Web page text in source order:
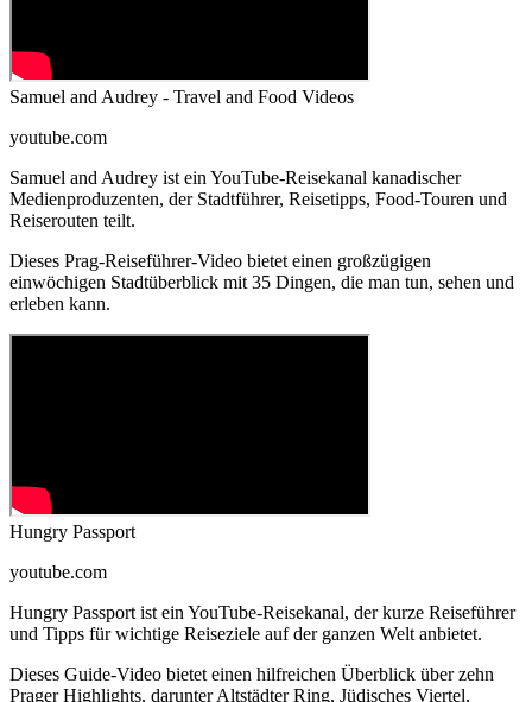
Samuel and Audrey - Travel and Food Videos
youtube.com
Samuel and Audrey ist ein YouTube-Reisekanal kanadischer
Medienproduzenten, der Stadtführer, Reisetipps, Food-Touren und
Reiserouten teilt.
Dieses Prag-Reiseführer-Video bietet einen großzügigen
einwöchigen Stadtüberblick mit 35 Dingen, die man tun, sehen und
erleben kann.
Hungry Passport
youtube.com
Hungry Passport ist ein YouTube-Reisekanal, der kurze Reiseführer
und Tipps für wichtige Reiseziele auf der ganzen Welt anbietet.
Dieses Guide-Video bietet einen hilfreichen Überblick über zehn
Prager Highlights, darunter Altstädter Ring, Jüdisches Viertel,